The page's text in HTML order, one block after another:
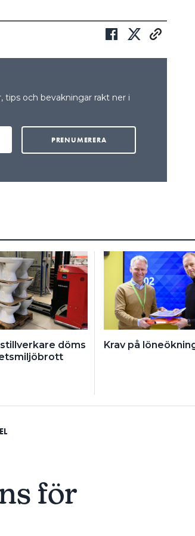
och bevakningar rakt ner i
döms
Krav på
för